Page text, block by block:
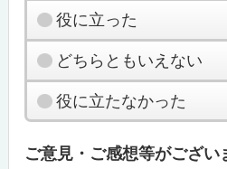
役に立った
どちらともいえない
役に立たなかった
ご意見・ご感想等がござい